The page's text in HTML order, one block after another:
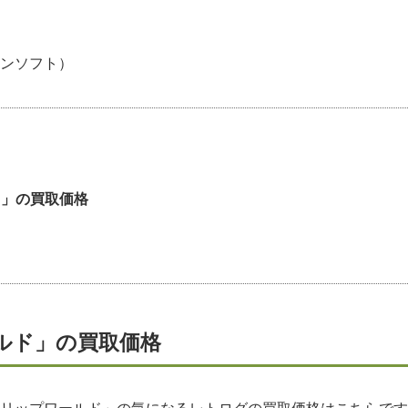
ソフト）
の買取価格
ド」の買取価格